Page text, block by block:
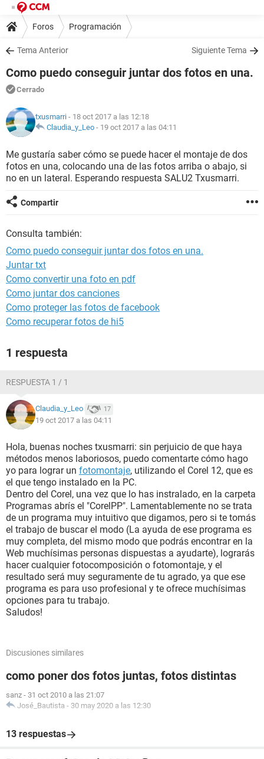
Foros Programación
Tema Anterior Siguiente Tema
Como puedo conseguir juntar dos fotos en una.
Cerrado
txusmarri - 18 oct 2017 a las 12:18
Claudia_y_Leo - 19 oct 2017 a las 04:11
Me gustaría saber cómo se puede hacer el montaje de dos
fotos en una, colocando una de las fotos arriba o abajo, si
no en un lateral. Esperando respuesta SALU2 Txusmarri.
Compartir
Consulta también:
Como puedo conseguir juntar dos fotos en una.
Juntar txt
Como convertir una foto en pdf
Como juntar dos canciones
Como proteger las fotos de facebook
Como recuperar fotos de hi5
1 respuesta
RESPUESTA 1 / 1
Claudia_y_Leo 17
19 oct 2017 a las 04:11
Hola, buenas noches txusmarri: sin perjuicio de que haya
métodos menos laboriosos, puedo comentarte cómo hago
yo para lograr un fotomontaje, utilizando el Corel 12, que es
el que tengo instalado en la PC.
Dentro del Corel, una vez que lo has instralado, en la carpeta
Programas abrís el "CorelPP". Lamentablemente no se trata
de un programa muy intuitivo que digamos, pero si te tomás
el trabajo de buscar el modo (La ayuda de ese programa es
muy completa, del mismo modo que podrás encontrar en la
Web muchísimas personas dispuestas a ayudarte), lograrás
hacer cualquier fotocomposición o fotomontaje, y el
resultado será muy seguramente de tu agrado, ya que ese
programa es para uso profesional y te ofrece muchísimas
opciones para tu trabajo.
Saludos!
Discusiones similares
como poner dos fotos juntas, fotos distintas
sanz - 31 oct 2010 a las 21:07
José_Bautista - 30 may 2020 a las 12:30
13 respuestas